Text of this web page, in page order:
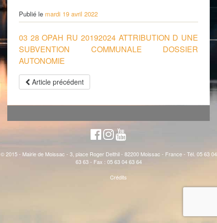
Publié le mardi 19 avril 2022
03 28 OPAH RU 20192024 ATTRIBUTION D UNE
SUBVENTION COMMUNALE DOSSIER
AUTONOMIE
Article précédent
© 2015 - Mairie de Moissac - 3, place Roger Delthil - 82200 Moissac - France - Tél. 05 63 04
63 63 - Fax : 05 63 04 63 64
Crédits